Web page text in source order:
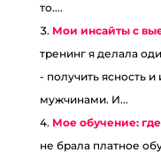
то....
Мои инсайты с
тренинг я делала
- получить ясность
мужчинами. И...
Мое обучение:
не брала платное